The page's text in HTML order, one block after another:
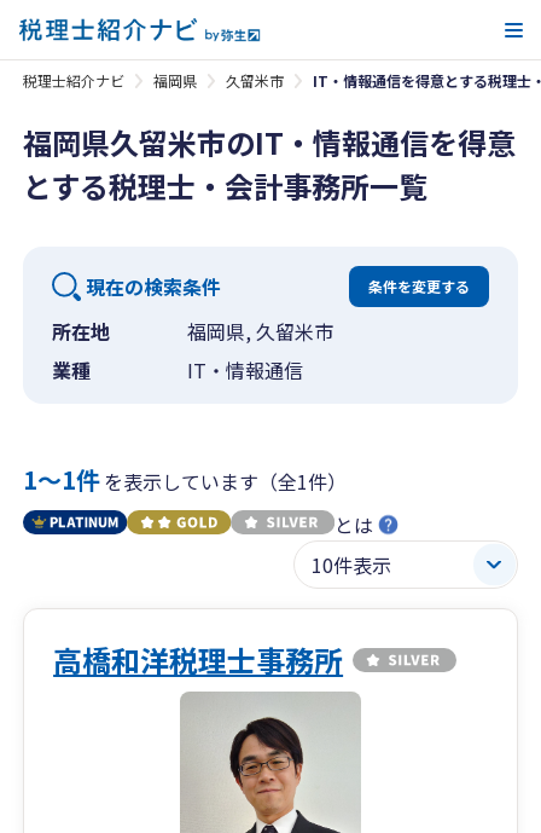
税理士紹介ナビ 福岡県 久留米市 IT・情報通信を得意とする税理士
福岡県久留米市のIT・情報通信を得意
とする税理士・会計事務所一覧
現在の検索条件 条件を変更する
所在地
福岡県, 久留米市
業種
IT・情報通信
1〜1件を表示しています（全1件）
とは
高橋和洋税理士事務所